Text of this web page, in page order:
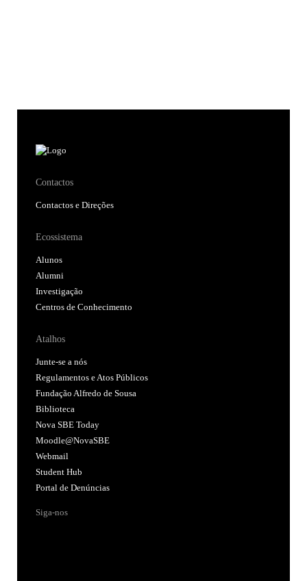
Contactos
Contactos e Direções
Ecossistema
Alunos
Alumni
Investigação
Centros de Conhecimento
Atalhos
Junte-se a nós
Regulamentos e Atos Públicos
Fundação Alfredo de Sousa
Biblioteca
Nova SBE Today
Moodle@NovaSBE
Webmail
Student Hub
Portal de Denúncias
Siga-nos